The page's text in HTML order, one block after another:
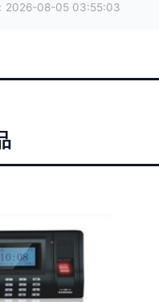
2026-08-05 03:55:03